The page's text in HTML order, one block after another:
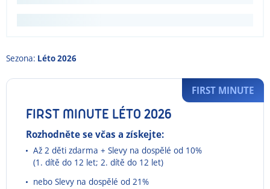
Sezona: Léto 2026
FIRST MINUTE LÉTO 2026
Rozhodněte se včas a získejte:
Až 2 děti zdarma + Slevy na dospělé od 10%
(1. dítě do 12 let; 2. dítě do 12 let)
nebo Slevy na dospělé od 21%
FIRST MINUTE